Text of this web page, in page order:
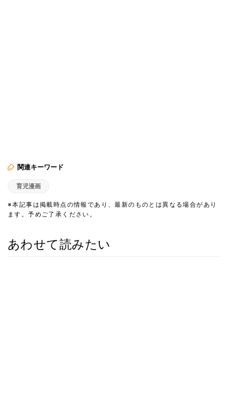
関連キーワード
育児漫画
※本記事は掲載時点の情報であり、最新のものとは異なる場合があり
ます。予めご了承ください。
あわせて読みたい